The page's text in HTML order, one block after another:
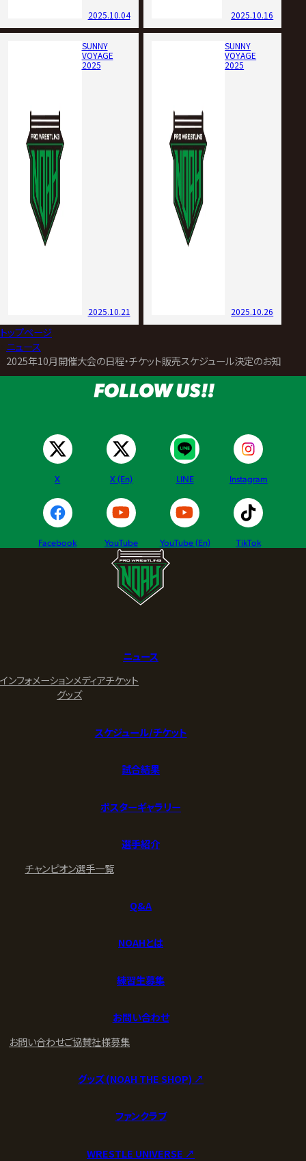
2025.10.04 2025.10.16
SUNNY
VOYAGE
2025
2025.10.21
SUNNY
VOYAGE
2025
2025.10.26
トップページ
ニュース
2025年10月開催大会の日程・チケット販売スケジュール決定のお知らせ
FOLLOW US!!
X X (En) LINE Instagram
Facebook YouTube YouTube (En) TikTok
ニュース
インフォメーションメディアチケット
グッズ
スケジュール/チケット
試合結果
ポスターギャラリー
選手紹介
チャンピオン選手一覧
Q&A
NOAHとは
練習生募集
お問い合わせ
お問い合わせご協賛社様募集
グッズ (NOAH THE SHOP) ↗︎
ファンクラブ
WRESTLE UNIVERSE ↗︎